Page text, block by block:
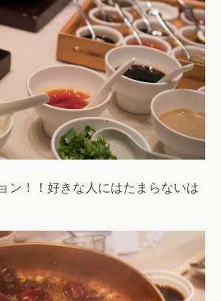
ン！！好きな人にはたまらないは